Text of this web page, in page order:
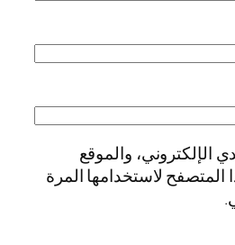
الإلكتروني، والموقع
المتصفح لاستخدامها المرة